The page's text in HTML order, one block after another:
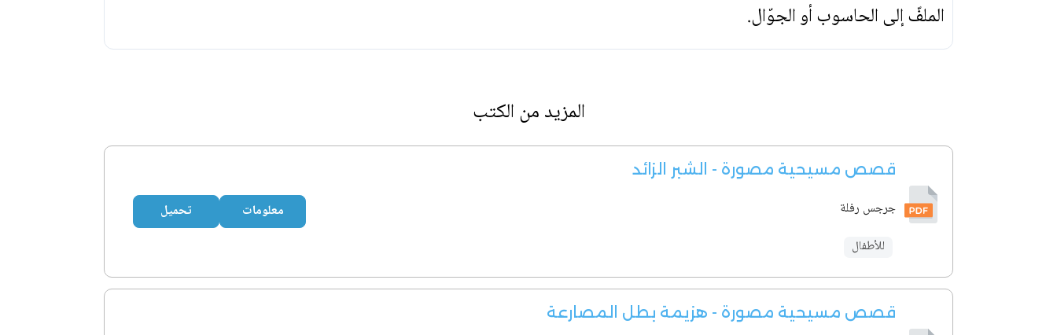
الملفّ إلى الحاسوب أو الجوّال.
المزيد من الكتب
قصص مسيحية مصورة - الشبر الزائد
جرجس رفلة
للأطفال
معلومات تحميل
قصص مسيحية مصورة - هزيمة بطل المصارعة